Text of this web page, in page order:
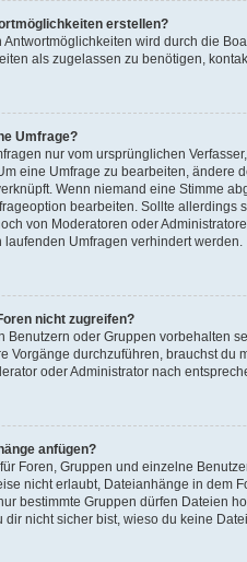
erstellen?
wird durch die
als zugelassen zu benötigen,
Umfrage?
nur vom ursprünglichen
eine Umfrage zu bearbeiten, ändere
Wenn niemand eine Stimme
bearbeiten. Sollte allerdings
von Moderatoren oder
Umfragen verhindert werden.
nicht zugreifen?
Benutzern oder Gruppen vorbehalten
Vorgänge durchzuführen, brauchst du
oder Administrator nach
anfügen?
Foren, Gruppen und einzelne
nicht erlaubt, Dateianhänge in dem
bestimmte Gruppen dürfen Dateien
dir nicht sicher bist, wieso du keine